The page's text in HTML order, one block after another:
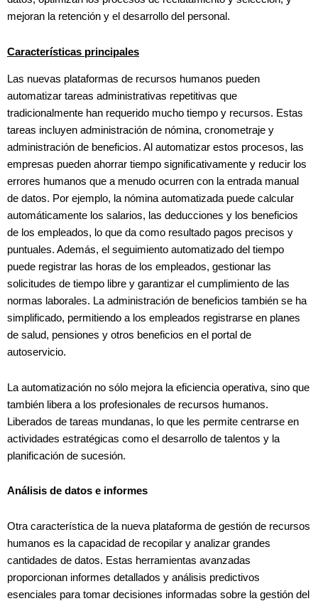
mejoran la retención y el desarrollo del personal.
Características principales
Las nuevas plataformas de recursos humanos pueden
automatizar tareas administrativas repetitivas que
tradicionalmente han requerido mucho tiempo y recursos. Estas
tareas incluyen administración de nómina, cronometraje y
administración de beneficios. Al automatizar estos procesos, las
empresas pueden ahorrar tiempo significativamente y reducir los
errores humanos que a menudo ocurren con la entrada manual
de datos. Por ejemplo, la nómina automatizada puede calcular
automáticamente los salarios, las deducciones y los beneficios
de los empleados, lo que da como resultado pagos precisos y
puntuales. Además, el seguimiento automatizado del tiempo
puede registrar las horas de los empleados, gestionar las
solicitudes de tiempo libre y garantizar el cumplimiento de las
normas laborales. La administración de beneficios también se ha
simplificado, permitiendo a los empleados registrarse en planes
de salud, pensiones y otros beneficios en el portal de
autoservicio.
La automatización no sólo mejora la eficiencia operativa, sino que
también libera a los profesionales de recursos humanos.
Liberados de tareas mundanas, lo que les permite centrarse en
actividades estratégicas como el desarrollo de talentos y la
planificación de sucesión.
Análisis de datos e informes
Otra característica de la nueva plataforma de gestión de recursos
humanos es la capacidad de recopilar y analizar grandes
cantidades de datos. Estas herramientas avanzadas
proporcionan informes detallados y análisis predictivos
esenciales para tomar decisiones informadas sobre la gestión del